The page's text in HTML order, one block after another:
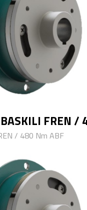
FREN /
/ 480 Nm ABF